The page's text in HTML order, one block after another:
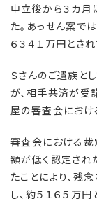
申立後から３カ月
た。あっせん案で
６３４１万円とさ
Ｓさんのご遺族と
が、相手共済が受
屋の審査会におけ
審査会における裁
額が低く認定され
たことにより、残
し、約５１６５万円